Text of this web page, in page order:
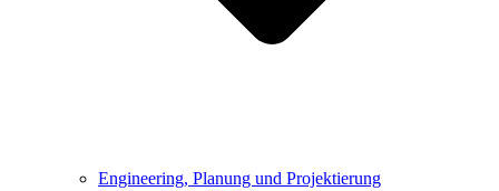
Engineering, Planung und Projektierung